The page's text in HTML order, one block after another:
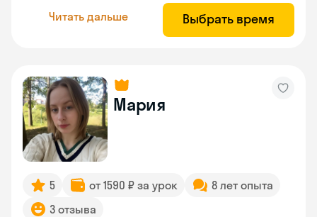
Читать дальше Выбрать время
Мария
5 от 1590 ₽ за урок
8 лет опыта
3 отзыва